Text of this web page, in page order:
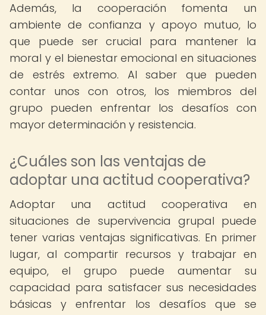
Además, la cooperación fomenta un
ambiente de confianza y apoyo mutuo, lo
que puede ser crucial para mantener la
moral y el bienestar emocional en situaciones
de estrés extremo. Al saber que pueden
contar unos con otros, los miembros del
grupo pueden enfrentar los desafíos con
mayor determinación y resistencia.
¿Cuáles son las ventajas de
adoptar una actitud cooperativa?
Adoptar una actitud cooperativa en
situaciones de supervivencia grupal puede
tener varias ventajas significativas. En primer
lugar, al compartir recursos y trabajar en
equipo, el grupo puede aumentar su
capacidad para satisfacer sus necesidades
básicas y enfrentar los desafíos que se